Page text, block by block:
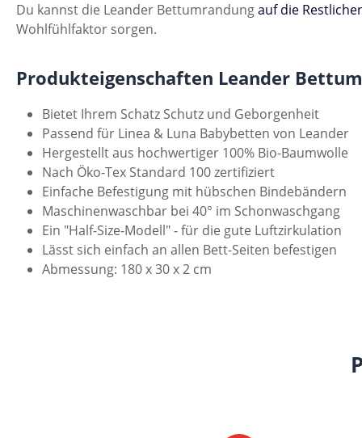
Du kannst die Leander Bettumrandungauf die
Wohlfühlfaktor sorgen.
Produkteigenschaften Leander
Bietet Ihrem Schatz Schutz und Geborgenheit
Passend für Linea & Luna Babybetten von Leander
Hergestellt aus hochwertiger 100% Bio-Baumwolle
Nach Öko-Tex Standard 100 zertifiziert
Einfache Befestigung mit hübschen Bindebändern
Maschinenwaschbar bei 40° im Schonwaschgang
Ein "Half-Size-Modell" - für die gute Luftzirkulation
Lässt sich einfach an allen Bett-Seiten befestigen
Abmessung: 180 x 30 x 2 cm